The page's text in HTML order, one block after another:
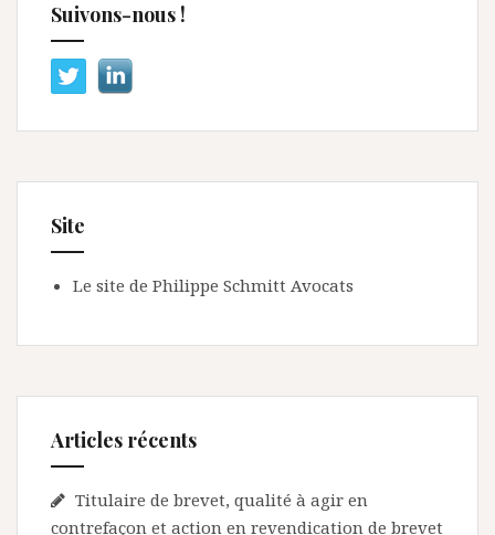
Suivons-nous !
Site
Le site de Philippe Schmitt Avocats
Articles récents
Titulaire de brevet, qualité à agir en
contrefaçon et action en revendication de brevet